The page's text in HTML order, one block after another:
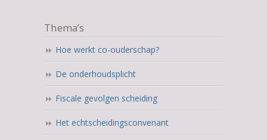
Thema’s
Hoe werkt co-ouderschap?
De onderhoudsplicht
Fiscale gevolgen scheiding
Het echtscheidingsconvenant